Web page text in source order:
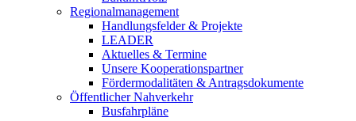
Regionalmanagement
Handlungsfelder & Projekte
LEADER
Aktuelles & Termine
Unsere Kooperationspartner
Fördermodalitäten & Antragsdokumente
Öffentlicher Nahverkehr
Busfahrpläne